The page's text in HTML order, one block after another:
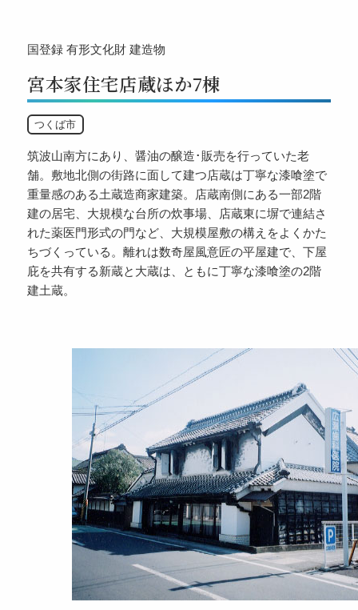
国登録 有形文化財 建造物
宮本家住宅店蔵ほか7棟
つくば市
筑波山南方にあり、醤油の醸造･販売を行っていた老
舗。敷地北側の街路に面して建つ店蔵は丁寧な漆喰塗で
重量感のある土蔵造商家建築。店蔵南側にある一部2階
建の居宅、大規模な台所の炊事場、店蔵東に塀で連結さ
れた薬医門形式の門など、大規模屋敷の構えをよくかた
ちづくっている。離れは数奇屋風意匠の平屋建で、下屋
庇を共有する新蔵と大蔵は、ともに丁寧な漆喰塗の2階
建土蔵。